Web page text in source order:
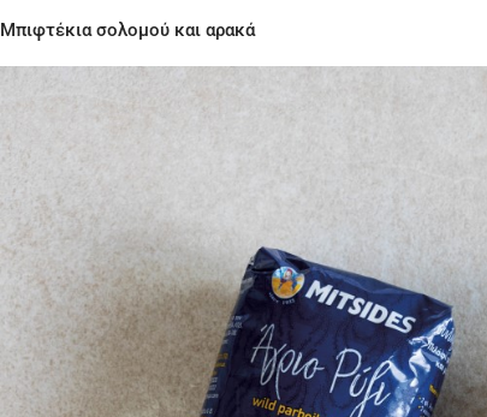
Μπιφτέκια σολομού και αρακά